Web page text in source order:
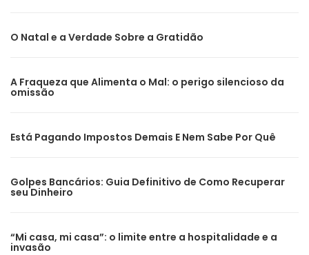
O Natal e a Verdade Sobre a Gratidão
A Fraqueza que Alimenta o Mal: o perigo silencioso da
omissão
Está Pagando Impostos Demais E Nem Sabe Por Quê
Golpes Bancários: Guia Definitivo de Como Recuperar
seu Dinheiro
“Mi casa, mi casa”: o limite entre a hospitalidade e a
invasão